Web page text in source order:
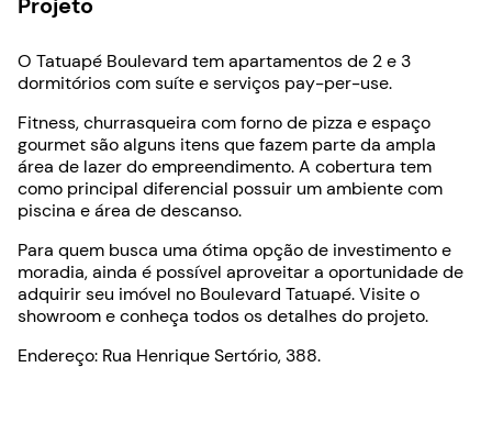
O Tatuapé Boulevard tem apartamentos de 2 e 3
dormitórios com suíte e serviços pay-per-use.
Fitness, churrasqueira com forno de pizza e espaço
gourmet são alguns itens que fazem parte da ampla
área de lazer do empreendimento. A cobertura tem
como principal diferencial possuir um ambiente com
piscina e área de descanso.
Para quem busca uma ótima opção de investimento e
moradia, ainda é possível aproveitar a oportunidade de
adquirir seu imóvel no Boulevard Tatuapé. Visite o
showroom e conheça todos os detalhes do projeto.
Endereço: Rua Henrique Sertório, 388.